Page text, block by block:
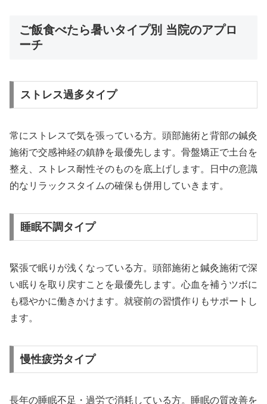
ご飯食べたら暑いタイプ別 当院のアプロ
ーチ
ストレス過多タイプ
常にストレスで気を張っている方。頭部施術と背部の鍼灸
施術で交感神経の鎮静を最優先します。骨盤矯正で土台を
整え、ストレス耐性そのものを底上げします。日中の意識
的なリラックスタイムの確保も併用していきます。
睡眠不調タイプ
緊張で眠りが浅くなっている方。頭部施術と鍼灸施術で深
い眠りを取り戻すことを最優先します。心血を補うツボに
も穏やかに働きかけます。就寝前の習慣作りもサポートし
ます。
慢性疲労タイプ
長年の睡眠不足・過労で消耗している方。睡眠の質改善を